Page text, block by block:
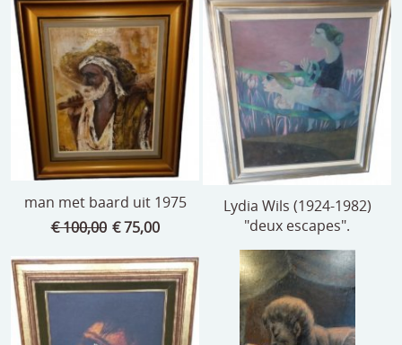
man met baard uit 1975
€ 100,00 € 75,00
Lydia Wils (1924-1982)
"deux escapes".